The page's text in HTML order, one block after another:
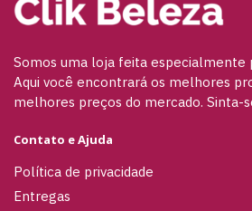
Somos uma loja feita especialmente
Aqui você encontrará os melhores
melhores preços do mercado. Sinta-
Contato e Ajuda
Política de privacidade
Entregas